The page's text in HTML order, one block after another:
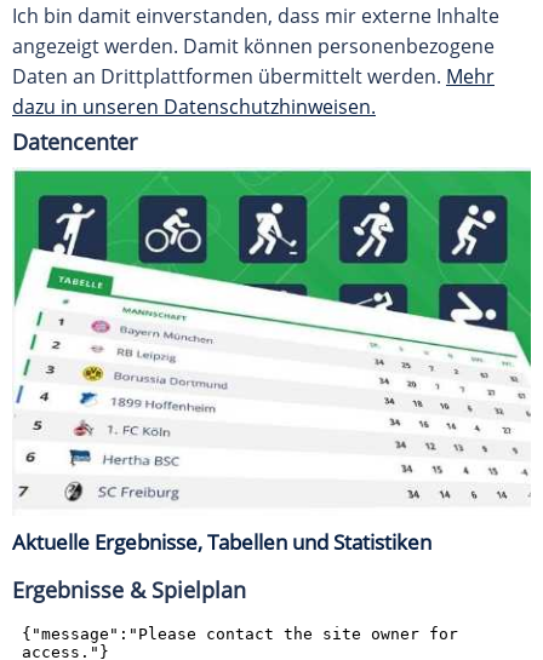
Ich bin damit einverstanden, dass mir externe Inhalte
angezeigt werden. Damit können personenbezogene
Daten an Drittplattformen übermittelt werden. Mehr
dazu in unseren Datenschutzhinweisen.
Datencenter
Aktuelle Ergebnisse, Tabellen und Statistiken
Ergebnisse & Spielplan